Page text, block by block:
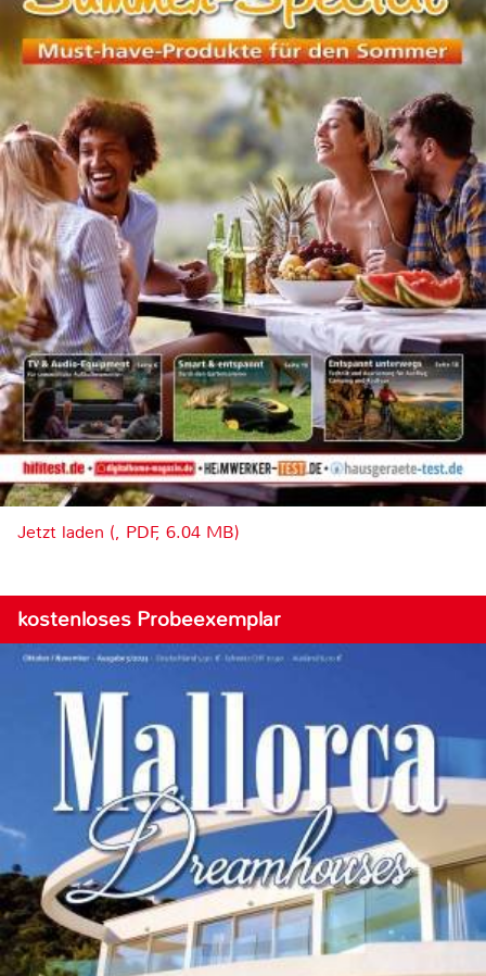
Jetzt laden (, PDF, 6.04 MB)
kostenloses Probeexemplar